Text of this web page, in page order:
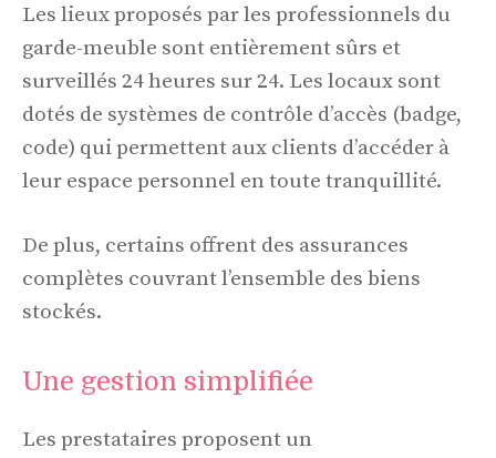
Les lieux proposés par les professionnels du
garde-meuble sont entièrement sûrs et
surveillés 24 heures sur 24. Les locaux sont
dotés de systèmes de contrôle d’accès (badge,
code) qui permettent aux clients d’accéder à
leur espace personnel en toute tranquillité.
De plus, certains offrent des assurances
complètes couvrant l’ensemble des biens
stockés.
Une gestion simplifiée
Les prestataires proposent un